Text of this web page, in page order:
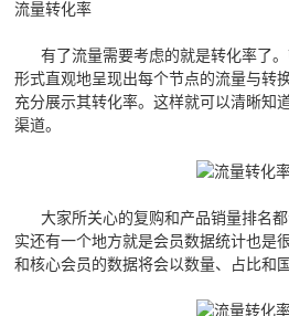
流量转化率
有了流量需要考虑的就是转化率了。
形式直观地呈现出每个节点的流量与转
充分展示其转化率。这样就可以清晰知
渠道。
大家所关心的复购和产品销量排名都
实还有一个地方就是会员数据统计也是
和核心会员的数据将会以数量、占比和